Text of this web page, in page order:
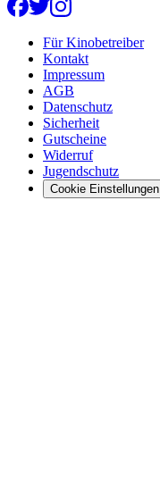
Für Kinobetreiber
Kontakt
Impressum
AGB
Datenschutz
Sicherheit
Gutscheine
Widerruf
Jugendschutz
Cookie Einstellungen